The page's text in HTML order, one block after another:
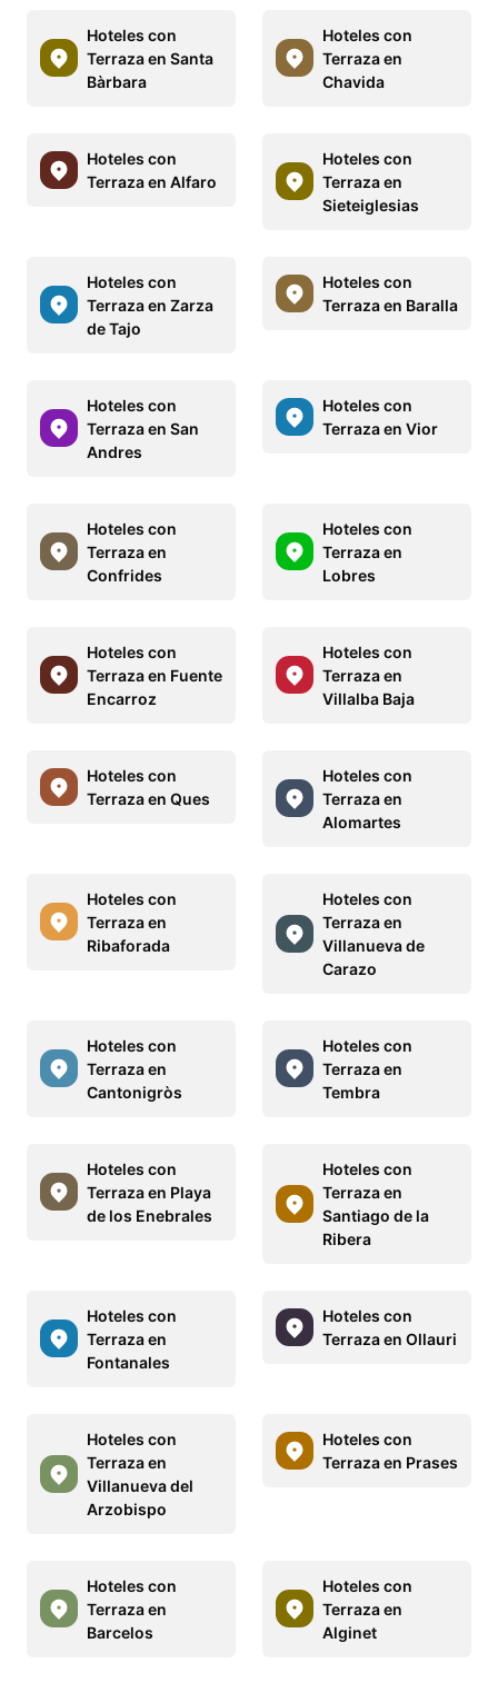
Hoteles con
Terraza en Santa
Bàrbara
Hoteles con
Terraza en
Chavida
Hoteles con
Terraza en Alfaro
Hoteles con
Terraza en
Sieteiglesias
Hoteles con
Terraza en Zarza
de Tajo
Hoteles con
Terraza en Baralla
Hoteles con
Terraza en San
Andres
Hoteles con
Terraza en Vior
Hoteles con
Terraza en
Confrides
Hoteles con
Terraza en
Lobres
Hoteles con
Terraza en Fuente
Encarroz
Hoteles con
Terraza en
Villalba Baja
Hoteles con
Terraza en Ques
Hoteles con
Terraza en
Alomartes
Hoteles con
Terraza en
Ribaforada
Hoteles con
Terraza en
Villanueva de
Carazo
Hoteles con
Terraza en
Cantonigròs
Hoteles con
Terraza en
Tembra
Hoteles con
Terraza en Playa
de los Enebrales
Hoteles con
Terraza en
Santiago de la
Ribera
Hoteles con
Terraza en
Fontanales
Hoteles con
Terraza en Ollauri
Hoteles con
Terraza en
Villanueva del
Arzobispo
Hoteles con
Terraza en Prases
Hoteles con
Terraza en
Barcelos
Hoteles con
Terraza en
Alginet